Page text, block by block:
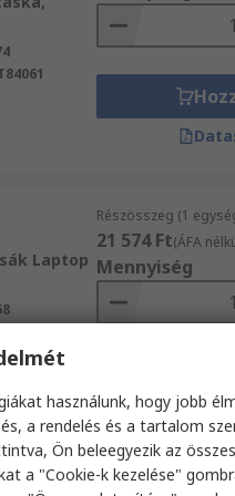
Laptop
Részösszeg (1
21 574 Ft(ÁFA
Mennyiség
Részösszeg (1
használunk, hogy jobb
a rendelés és a tartalom
Ön beleegyezik az összes
a "Cookie-k kezelése"